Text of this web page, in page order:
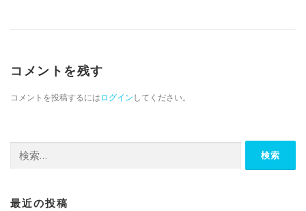
コメントを残す
コメントを投稿するにはログインしてください。
検索:
最近の投稿